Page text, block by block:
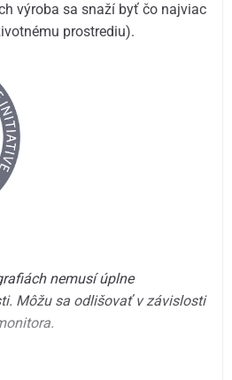
výroba sa snaží byť čo najviac
prostrediu).
nemusí úplne
Môžu sa odlišovať v závislosti